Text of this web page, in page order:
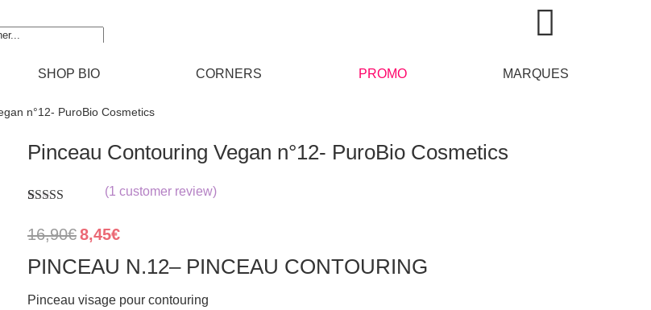
SHOP BIO CORNERS PROMO MARQUES
n°12- PuroBio Cosmetics
Pinceau Contouring Vegan n°12- PuroBio Cosmetics
out of 5
based on
rating
(1 customer review)
16,90€ Original
price
was:
16,90€.
8,45€Current
is:
8,45€.
PINCEAU N.12– PINCEAU CONTOURING
Pinceau visage pour contouring